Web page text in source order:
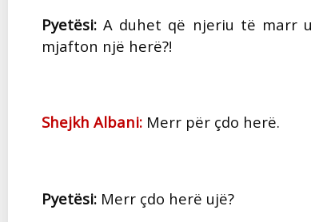
Pyetësi: A duhet që njeriu të marr
mjafton një herë?!
Shejkh Albani: Merr për çdo herë.
Pyetësi: Merr çdo herë ujë?